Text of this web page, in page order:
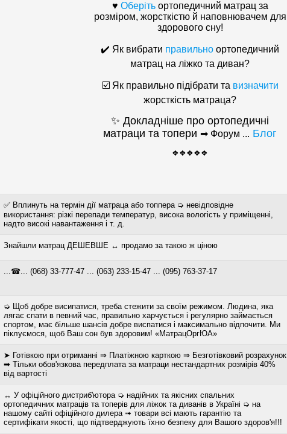
♥ Оберітьортопедичний матрац за
розміром, жорсткістю й наповнювачем для
здорового сну!
✔️ Як вибрати правильно ортопедичний
матрац на ліжко та диван?
☑️ Як правильно підібрати тавизначити
жорсткість матраца?
✨ Докладніше про ортопедичні
матраци та топери ➡ Форум ... Блог
❖❖❖❖❖
✅ Вплинуть на термін дії матраца або топпера ➭ невідповідне
використання: різкі перепади температур, висока вологість у приміщенні,
надто високі навантаження і т. д.
Знайшли матрац ДЕШЕВШЕ ↔ продамо за такою ж ціною
...☎... (068) 33-777-47 ... (063) 233-15-47 ... (095) 763-37-17
➭ Щоб добре висипатися, треба стежити за своїм режимом. Людина, яка
лягає спати в певний час, правильно харчується і регулярно займається
спортом, має більше шансів добре виспатися і максимально відпочити. Ми
піклуємося, щоб Ваш сон був здоровим! «МатрацОргЮА»
➤ Готівкою при отриманні ⇒ Платіжною карткою ⇒ Безготівковий розрахунок
➡ Тільки обов'язкова передплата за матраци нестандартних розмірів 40%
від вартості
↔ У офіційного дистриб'ютора ➭ надійних та якісних спальних
ортопедичних матраців та топерів для ліжок та диванів в Україні ➭ на
нашому сайті офіційного дилера ➟ товари всі мають гарантію та
сертифікати якості, що підтверджують їхню безпеку для Вашого здоров'я!!!